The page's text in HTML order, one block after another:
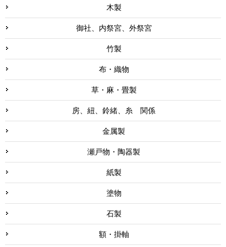
木製
御社、内祭宮、外祭宮
竹製
布・織物
草・麻・畳製
房、紐、鈴緒、糸 関係
金属製
瀬戸物・陶器製
紙製
塗物
石製
額・掛軸